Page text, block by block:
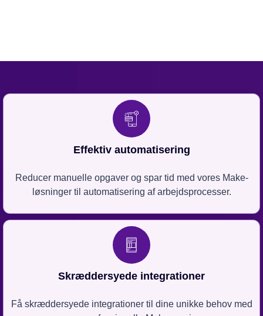
Effektiv automatisering
Reducer manuelle opgaver og spar tid med vores Make-
løsninger til automatisering af arbejdsprocesser.
Skræddersyede integrationer
Få skræddersyede integrationer til dine unikke behov med